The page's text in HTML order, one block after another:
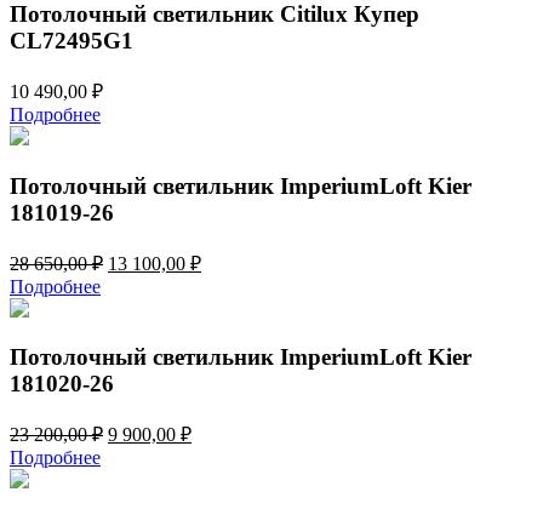
Потолочный светильник Citilux Купер
CL72495G1
10 490,00 ₽
Подробнее
Потолочный светильник ImperiumLoft Kier
181019-26
28 650,00₽ Первоначальная
650,00 ₽.
13 100,00 ₽Текущая
Подробнее
Потолочный светильник ImperiumLoft Kier
181020-26
23 200,00₽ Первоначальная
9 900,00 ₽Текущая
Подробнее